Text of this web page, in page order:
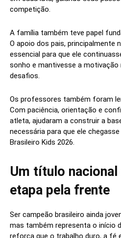
competição.
A família também teve papel
O apoio dos pais, principalmente
essencial para que ele
sonho e mantivesse a
desafios.
Os professores também foram
Com paciência, orientação e
atleta, ajudaram a construir a
necessária para que ele
Brasileiro Kids 2026.
Um título nacional
etapa pela frente
Ser campeão brasileiro ainda
mas também representa o início
reforça que o trabalho duro, a fé